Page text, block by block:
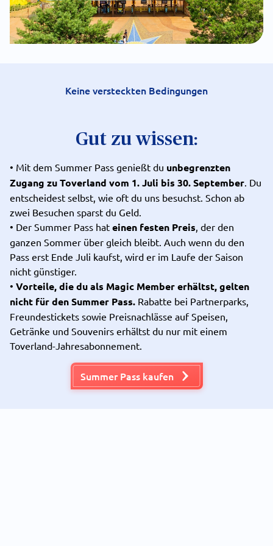
Keine versteckten Bedingungen
Gut zu wissen:
• Mit dem Summer Pass genießt du unbegrenzten
Zugang zu Toverland vom 1. Juli bis 30. September. Du
entscheidest selbst, wie oft du uns besuchst. Schon ab
zwei Besuchen sparst du Geld.
• Der Summer Pass hat einen festen Preis, der den
ganzen Sommer über gleich bleibt. Auch wenn du den
Pass erst Ende Juli kaufst, wird er im Laufe der Saison
nicht günstiger.
• Vorteile, die du als Magic Member erhältst, gelten
nicht für den Summer Pass. Rabatte bei Partnerparks,
Freundestickets sowie Preisnachlässe auf Speisen,
Getränke und Souvenirs erhältst du nur mit einem
Toverland-Jahresabonnement.
Summer Pass kaufen